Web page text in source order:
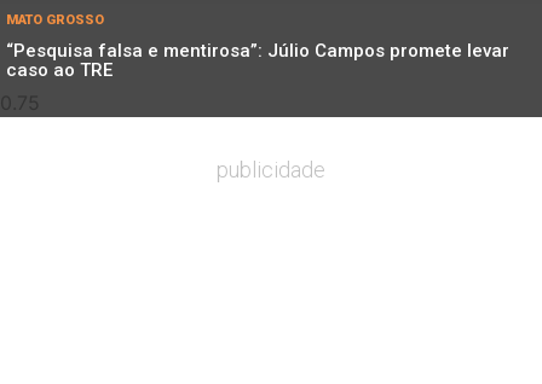
MATO GROSSO
“Pesquisa falsa e mentirosa”: Júlio Campos promete levar
caso ao TRE
publicidade